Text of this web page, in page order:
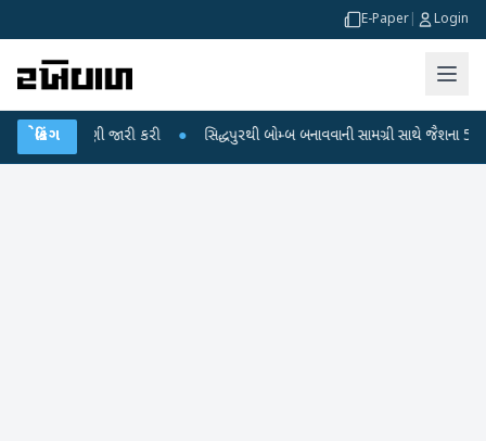
E-Paper Login
બ્રેકિંગ
ચેતવણી જારી કરી ● સિદ્ધપુરથી બોમ્બ બનાવવાની સામગ્રી સાથે જૈશના 5